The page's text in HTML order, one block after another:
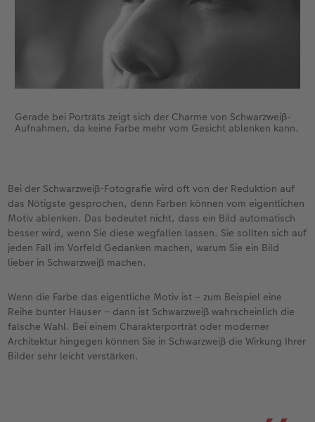
Gerade bei Porträts zeigt sich der Charme von Schwarzweiß-
Aufnahmen, da keine Farbe mehr vom Gesicht ablenken kann.
Bei der Schwarzweiß-Fotografie wird oft von der Reduktion auf
das Nötigste gesprochen, denn Farben können vom eigentlichen
Motiv ablenken. Das bedeutet nicht, dass ein Bild automatisch
besser wird, wenn Sie diese wegfallen lassen. Sie sollten sich auf
jeden Fall im Vorfeld Gedanken machen, warum Sie ein Bild
lieber in Schwarzweiß machen.
Wenn die Farbe das eigentliche Motiv ist – zum Beispiel eine
Reihe bunter Häuser – dann ist Schwarzweiß wahrscheinlich die
falsche Wahl. Bei einem Charakterporträt oder moderner
Architektur hingegen können Sie in Schwarzweiß die Wirkung Ihrer
Bilder sehr leicht verstärken.